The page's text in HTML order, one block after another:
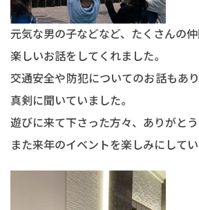
元気な男の子などなど、たくさんの仲
楽しいお話をしてくれました。
交通安全や防犯についてのお話もあ
真剣に聞いていました。
遊びに来て下さった方々、ありがと
また来年のイベントを楽しみにしてい